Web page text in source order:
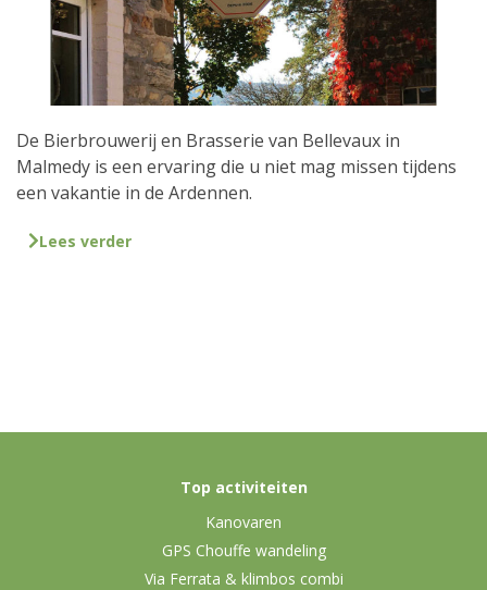
De Bierbrouwerij en Brasserie van Bellevaux in
Malmedy is een ervaring die u niet mag missen tijdens
een vakantie in de Ardennen.
Lees verder
Top activiteiten
Kanovaren
GPS Chouffe wandeling
Via Ferrata & klimbos combi